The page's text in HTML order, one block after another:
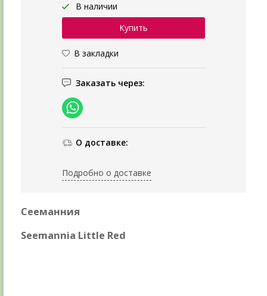
В наличии
В закладки
Заказать через:
О доставке:
Подробно о доставке
Сееманния
Seemannia Little Red